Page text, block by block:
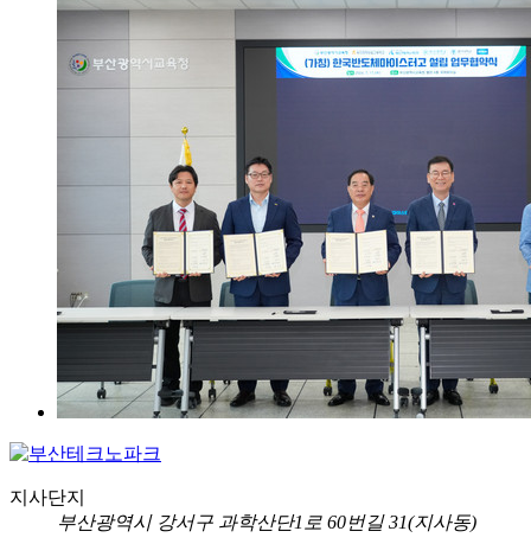
지사단지
부산광역시 강서구 과학산단1로 60번길 31(지사동)